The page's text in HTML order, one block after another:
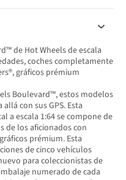
de Hot Wheels de escala
coches completamente
gráficos prémium
Boulevard™, estos modelos
con sus GPS. Esta
a escala 1:64 se compone de
de los aficionados con
prémium. Esta
de cinco vehículos
para coleccionistas de
numerado de cada